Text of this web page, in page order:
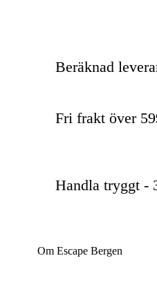
Beräknad
Fri frakt över
Handla tryggt -
Om Escape Bergen